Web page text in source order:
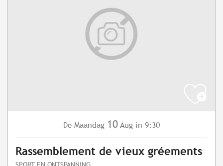
De Maandag 10 Aug in 9:30
Rassemblement de vieux gréements